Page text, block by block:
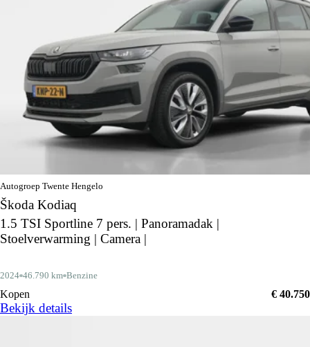
Autogroep Twente Hengelo
Škoda Kodiaq
1.5 TSI Sportline 7 pers. | Panoramadak |
Stoelverwarming | Camera |
2024 46.790 km Benzine
Kopen € 40.750
Bekijk details